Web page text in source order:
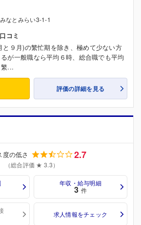
なとみらい3-1-1
コミ
と９月)の繁忙期を除き、極めて少ない方
が一般職なら平均６時、総合職でも平均
...
評価の詳細を見る
の低さ 2.7
（総合評価 ★ 3.3）
年収・給与明細
3 件
求人情報をチェック